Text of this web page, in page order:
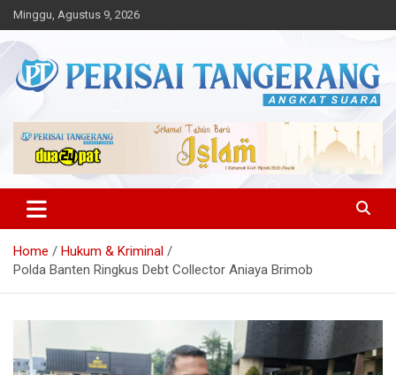
Skip
to
content
Minggu, Agustus 9, 2026
Perisai Tangerang – Angkat
Suara
Home
Hukum & Kriminal
Polda Banten Ringkus Debt Collector Aniaya Brimob